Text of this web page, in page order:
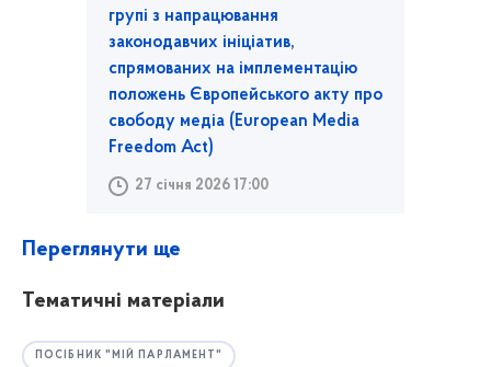
групі з напрацювання
законодавчих ініціатив,
спрямованих на імплементацію
положень Європейського акту про
свободу медіа (European Media
Freedom Act)
27 січня 2026 17:00
Переглянути ще
Тематичні матеріали
ПОСІБНИК "МІЙ ПАРЛАМЕНТ"